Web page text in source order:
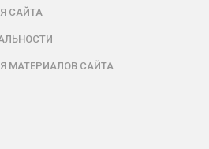
САЙТА
МАТЕРИАЛОВ САЙТА